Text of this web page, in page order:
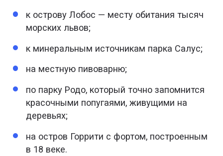
к острову Лобос — месту обитания тысяч
морских львов;
к минеральным источникам парка Салус;
на местную пивоварню;
по парку Родо, который точно запомнится
красочными попугаями, живущими на
деревьях;
на остров Горрити с фортом, построенным
в 18 веке.